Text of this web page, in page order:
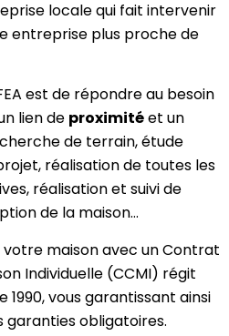
locale qui fait intervenir
entreprise plus proche de
est de répondre au besoin
lien de proximitéet un
de terrain, étude
réalisation de toutes les
réalisation et suivi de
de la maison…
votre maison avec un Contrat
Individuelle (CCMI) régit
1990, vous garantissant ainsi
garanties obligatoires.